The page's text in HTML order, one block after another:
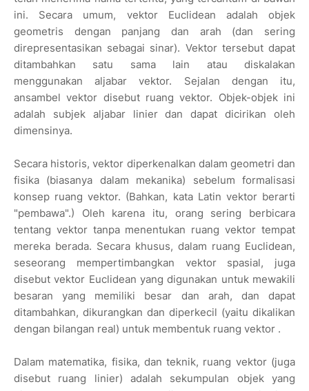
ini. Secara umum, vektor Euclidean adalah objek
geometris dengan panjang dan arah (dan sering
direpresentasikan sebagai sinar). Vektor tersebut dapat
ditambahkan satu sama lain atau diskalakan
menggunakan aljabar vektor. Sejalan dengan itu,
ansambel vektor disebut ruang vektor. Objek-objek ini
adalah subjek aljabar linier dan dapat dicirikan oleh
dimensinya.
Secara historis, vektor diperkenalkan dalam geometri dan
fisika (biasanya dalam mekanika) sebelum formalisasi
konsep ruang vektor. (Bahkan, kata Latin vektor berarti
"pembawa".) Oleh karena itu, orang sering berbicara
tentang vektor tanpa menentukan ruang vektor tempat
mereka berada. Secara khusus, dalam ruang Euclidean,
seseorang mempertimbangkan vektor spasial, juga
disebut vektor Euclidean yang digunakan untuk mewakili
besaran yang memiliki besar dan arah, dan dapat
ditambahkan, dikurangkan dan diperkecil (yaitu dikalikan
dengan bilangan real) untuk membentuk ruang vektor .
Dalam matematika, fisika, dan teknik, ruang vektor (juga
disebut ruang linier) adalah sekumpulan objek yang